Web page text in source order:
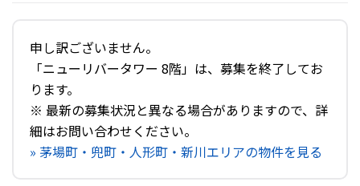
申し訳ございません。
「ニューリバータワー 8階」は、募集を終了してお
ります。
※ 最新の募集状況と異なる場合がありますので、詳
細はお問い合わせください。
» 茅場町・兜町・人形町・新川エリアの物件を見る